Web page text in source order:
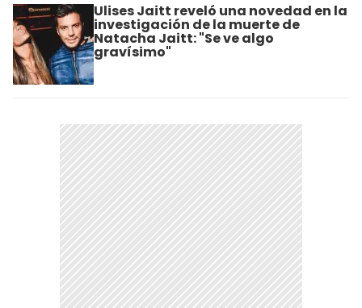
Ulises Jaitt reveló una novedad en la
investigación de la muerte de
Natacha Jaitt: "Se ve algo
gravísimo"